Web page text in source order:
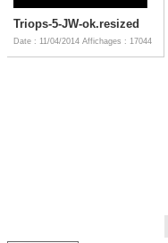
Triops-5-JW-ok.resized
Date : 11/04/2014 Affichages : 17044